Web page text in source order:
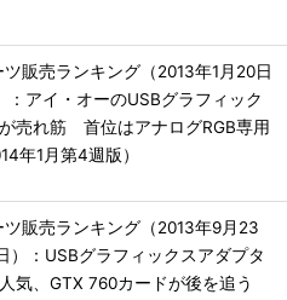
ツ販売ランキング（2013年1月20日
：アイ・オーのUSBグラフィック
売れ筋 首位はアナログRGB専用
年1月第4週版）
ツ販売ランキング（2013年9月23
）：USBグラフィックスアダプタ
気、GTX 760カードが後を追う